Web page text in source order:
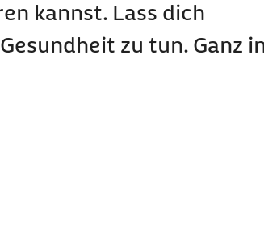
kannst. Lass dich
zu tun. Ganz